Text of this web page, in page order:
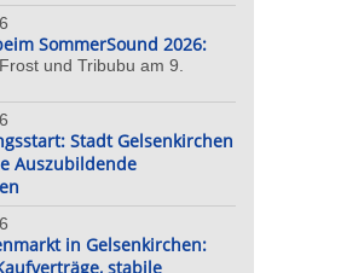
SommerSound 2026:
und Tribubu am 9.
Stadt Gelsenkirchen
Auszubildende
in Gelsenkirchen:
stabile